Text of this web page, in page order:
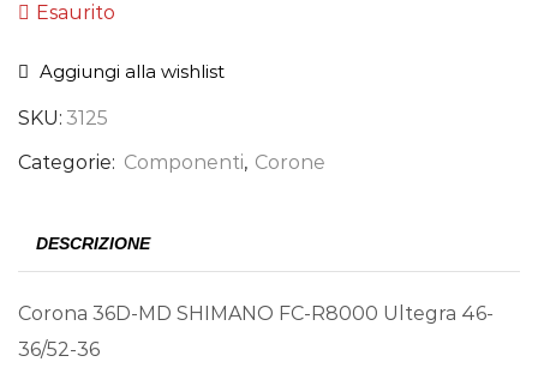
Esaurito
Aggiungi alla wishlist
SKU: 3125
Categorie: Componenti, Corone
DESCRIZIONE
Corona 36D-MD SHIMANO FC-R8000 Ultegra 46-
36/52-36